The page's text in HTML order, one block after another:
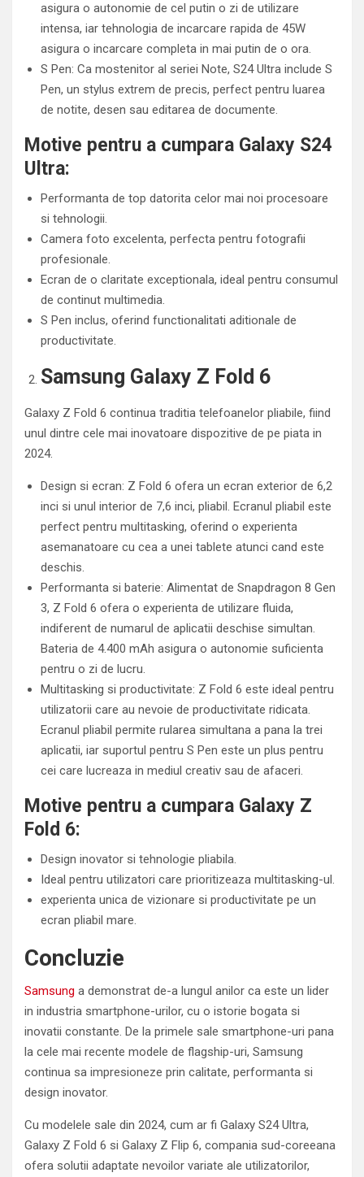
asigura o autonomie de cel putin o zi de utilizare
intensa, iar tehnologia de incarcare rapida de 45W
asigura o incarcare completa in mai putin de o ora.
S Pen: Ca mostenitor al seriei Note, S24 Ultra include S
Pen, un stylus extrem de precis, perfect pentru luarea
de notite, desen sau editarea de documente.
Motive pentru a cumpara Galaxy S24
Ultra:
Performanta de top datorita celor mai noi procesoare
si tehnologii.
Camera foto excelenta, perfecta pentru fotografii
profesionale.
Ecran de o claritate exceptionala, ideal pentru consumul
de continut multimedia.
S Pen inclus, oferind functionalitati aditionale de
productivitate.
Samsung Galaxy Z Fold 6
Galaxy Z Fold 6 continua traditia telefoanelor pliabile, fiind
unul dintre cele mai inovatoare dispozitive de pe piata in
2024.
Design si ecran: Z Fold 6 ofera un ecran exterior de 6,2
inci si unul interior de 7,6 inci, pliabil. Ecranul pliabil este
perfect pentru multitasking, oferind o experienta
asemanatoare cu cea a unei tablete atunci cand este
deschis.
Performanta si baterie: Alimentat de Snapdragon 8 Gen
3, Z Fold 6 ofera o experienta de utilizare fluida,
indiferent de numarul de aplicatii deschise simultan.
Bateria de 4.400 mAh asigura o autonomie suficienta
pentru o zi de lucru.
Multitasking si productivitate: Z Fold 6 este ideal pentru
utilizatorii care au nevoie de productivitate ridicata.
Ecranul pliabil permite rularea simultana a pana la trei
aplicatii, iar suportul pentru S Pen este un plus pentru
cei care lucreaza in mediul creativ sau de afaceri.
Motive pentru a cumpara Galaxy Z
Fold 6:
Design inovator si tehnologie pliabila.
Ideal pentru utilizatori care prioritizeaza multitasking-ul.
experienta unica de vizionare si productivitate pe un
ecran pliabil mare.
Concluzie
Samsung a demonstrat de-a lungul anilor ca este un lider
in industria smartphone-urilor, cu o istorie bogata si
inovatii constante. De la primele sale smartphone-uri pana
la cele mai recente modele de flagship-uri, Samsung
continua sa impresioneze prin calitate, performanta si
design inovator.
Cu modelele sale din 2024, cum ar fi Galaxy S24 Ultra,
Galaxy Z Fold 6 si Galaxy Z Flip 6, compania sud-coreeana
ofera solutii adaptate nevoilor variate ale utilizatorilor,